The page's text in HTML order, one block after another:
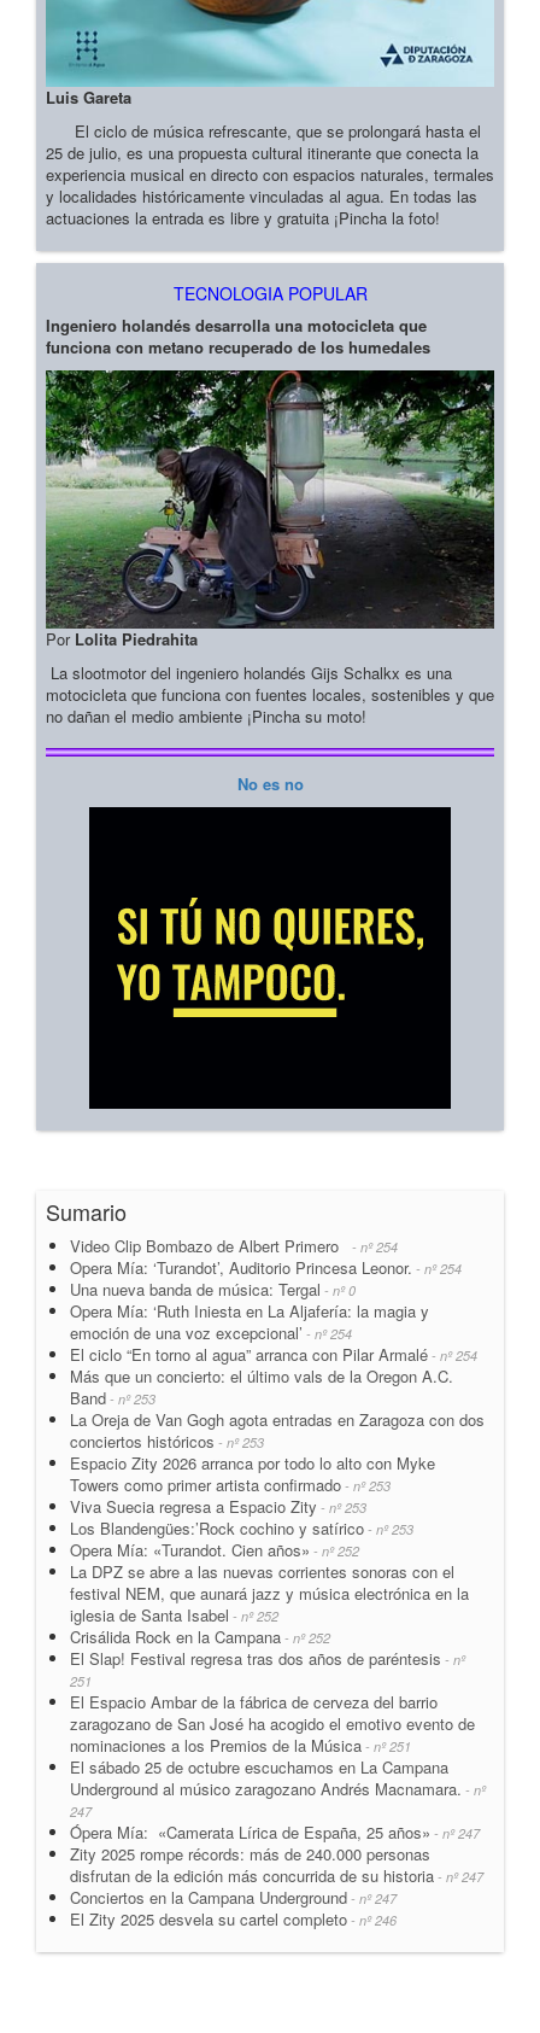
Luis Gareta
El ciclo de música refrescante, que se prolongará hasta el
25 de julio, es una propuesta cultural itinerante que conecta la
experiencia musical en directo con espacios naturales, termales
y localidades históricamente vinculadas al agua. En todas las
actuaciones la entrada es libre y gratuita ¡Pincha la foto!
TECNOLOGIA POPULAR
Ingeniero holandés desarrolla una motocicleta que
funciona con metano recuperado de los humedales
Por Lolita Piedrahita
La slootmotor del ingeniero holandés Gijs Schalkx es una
motocicleta que funciona con fuentes locales, sostenibles y que
no dañan el medio ambiente ¡Pincha su moto!
No es no
Sumario
Video Clip Bombazo de Albert Primero - nº 254
Opera Mía: ‘Turandot’, Auditorio Princesa Leonor. - nº 254
Una nueva banda de música: Tergal - nº 0
Opera Mía: ‘Ruth Iniesta en La Aljafería: la magia y
emoción de una voz excepcional’ - nº 254
El ciclo “En torno al agua” arranca con Pilar Armalé - nº 254
Más que un concierto: el último vals de la Oregon A.C.
Band - nº 253
La Oreja de Van Gogh agota entradas en Zaragoza con dos
conciertos históricos - nº 253
Espacio Zity 2026 arranca por todo lo alto con Myke
Towers como primer artista confirmado - nº 253
Viva Suecia regresa a Espacio Zity - nº 253
Los Blandengües:’Rock cochino y satírico - nº 253
Opera Mía: «Turandot. Cien años» - nº 252
La DPZ se abre a las nuevas corrientes sonoras con el
festival NEM, que aunará jazz y música electrónica en la
iglesia de Santa Isabel - nº 252
Crisálida Rock en la Campana - nº 252
El Slap! Festival regresa tras dos años de paréntesis - nº
251
El Espacio Ambar de la fábrica de cerveza del barrio
zaragozano de San José ha acogido el emotivo evento de
nominaciones a los Premios de la Música - nº 251
El sábado 25 de octubre escuchamos en La Campana
Underground al músico zaragozano Andrés Macnamara. - nº
247
Ópera Mía: «Camerata Lírica de España, 25 años» - nº 247
Zity 2025 rompe récords: más de 240.000 personas
disfrutan de la edición más concurrida de su historia - nº 247
Conciertos en la Campana Underground - nº 247
El Zity 2025 desvela su cartel completo - nº 246